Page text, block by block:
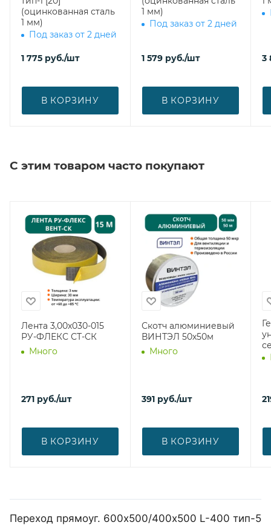
(оцинкованная сталь
1 мм)
Под заказ от 2 дней
1 775 руб./шт
В КОРЗИНУ
1 мм)
Под заказ от 2 дней
1 579 руб./шт
В КОРЗИНУ
3
С этим товаром часто покупают
Лента 3,00х030-015
РУ-ФЛЕКС СТ-СК
Много
271 руб./шт
В КОРЗИНУ
Скотч алюминиевый
ВИНТЭЛ 50х50м
Много
391 руб./шт
В КОРЗИНУ
Переход прямоуг. 600х500/400х500 L-400 тип-5